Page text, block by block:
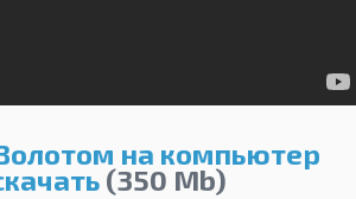
на компьютер
(350 Mb)